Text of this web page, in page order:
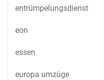
entrümpelungsdienst
eon
essen
europa umzüge